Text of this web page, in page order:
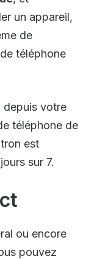
un appareil,
de
téléphone
depuis votre
téléphone de
est
sur 7.
ou encore
pouvez